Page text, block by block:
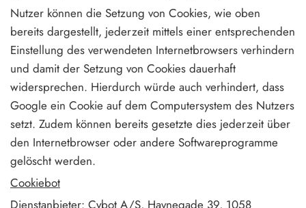
Nutzer können die Setzung von Cookies, wie oben
bereits dargestellt, jederzeit mittels einer entsprechenden
Einstellung des verwendeten Internetbrowsers verhindern
und damit der Setzung von Cookies dauerhaft
widersprechen. Hierdurch würde auch verhindert, dass
Google ein Cookie auf dem Computersystem des Nutzers
setzt. Zudem können bereits gesetzte dies jederzeit über
den Internetbrowser oder andere Softwareprogramme
gelöscht werden.
Cookiebot
Dienstanbieter: Cybot A/S, Havnegade 39, 1058